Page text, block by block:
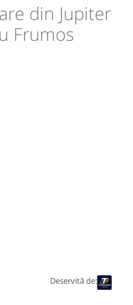
din Jupiter
Frumos
Deservită de: